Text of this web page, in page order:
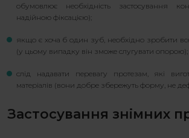
обумовлює необхідність застосування
надійною фіксацією);
якщо є хоча б один зуб, необхідно зробити
(у цьому випадку він зможе слугувати опорою);
слід надавати перевагу протезам, які
матеріалів (вони добре збережуть форму, не
Застосування знімних